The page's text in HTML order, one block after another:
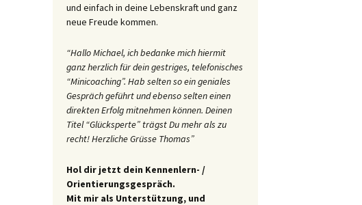
und einfach in deine Lebenskraft und ganz
neue Freude kommen.
“Hallo Michael, ich bedanke mich hiermit
ganz herzlich für dein gestriges, telefonisches
“Minicoaching”. Hab selten so ein geniales
Gespräch geführt und ebenso selten einen
direkten Erfolg mitnehmen können. Deinen
Titel “Glücksperte” trägst Du mehr als zu
recht! Herzliche Grüsse Thomas”
Hol dir jetzt dein Kennenlern- /
Orientierungsgespräch.
Mit mir als Unterstützung, und